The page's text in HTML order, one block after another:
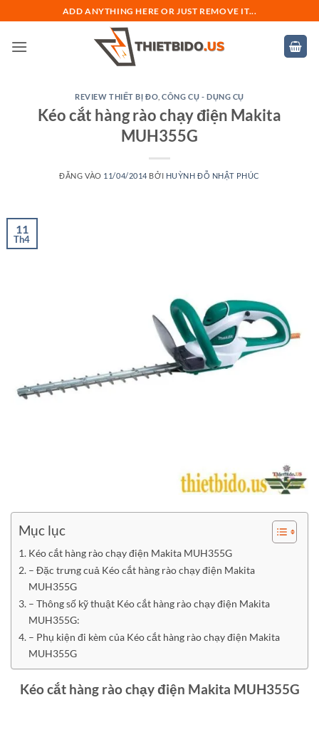
qua
nội
ADD ANYTHING HERE OR JUST REMOVE IT...
REVIEW THIẾT BỊ ĐO ,CÔNG CỤ - DỤNG CỤ
Kéo cắt hàng rào chạy điện Makita
MUH355G
ĐĂNG VÀO 11/04/2014 BỞI HUỲNH ĐỖ NHẬT PHÚC
11
Th4
Mục lục
Kéo cắt hàng rào chạy điện Makita MUH355G
– Đặc trưng cuả Kéo cắt hàng rào chạy điện Makita
MUH355G
– Thông số kỹ thuật Kéo cắt hàng rào chạy điện Makita
MUH355G:
– Phụ kiện đi kèm của Kéo cắt hàng rào chạy điện Makita
MUH355G
Kéo cắt hàng rào chạy điện Makita MUH355G